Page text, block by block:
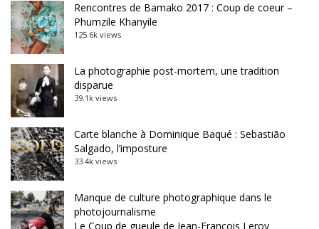
Rencontres de Bamako 2017 : Coup de coeur –
Phumzile Khanyile
125.6k views
La photographie post-mortem, une tradition
disparue
39.1k views
Carte blanche à Dominique Baqué : Sebastião
Salgado, l’imposture
33.4k views
Manque de culture photographique dans le
photojournalisme
Le Coup de gueule de Jean-François Leroy